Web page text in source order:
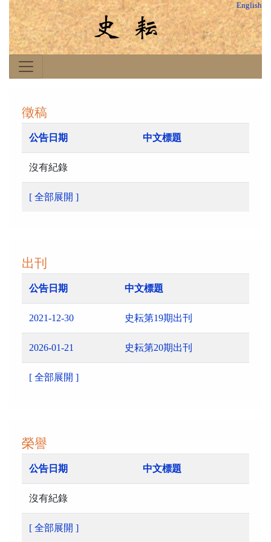
English
徵稿
公告日期 中文標題
沒有紀錄
[ 全部展開 ]
出刊
公告日期 中文標題
2021-12-30 史耘第19期出刊
2026-01-21 史耘第20期出刊
[ 全部展開 ]
榮譽
公告日期 中文標題
沒有紀錄
[ 全部展開 ]